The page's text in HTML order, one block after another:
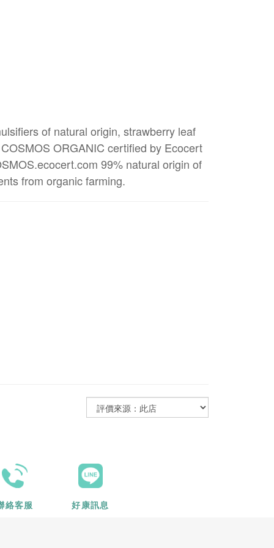
of natural origin, strawberry leaf
COSMOS ORGANIC certified by Ecocert
99% natural origin of
from organic farming.
絡客服 好康訊息